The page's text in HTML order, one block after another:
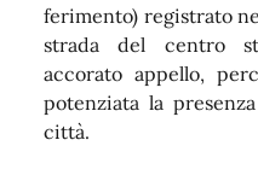
ferimento) registrato
strada del centro
accorato appello,
potenziata la
città.